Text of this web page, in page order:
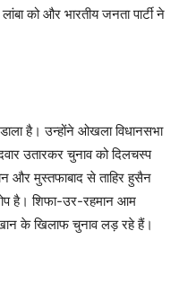
को और भारतीय जनता पार्टी ने
है। उन्होंने ओखला विधानसभा
उतारकर चुनाव को दिलचस्प
और मुस्तफाबाद से ताहिर हुसैन
है। शिफा-उर-रहमान आम
खान के खिलाफ चुनाव लड़ रहे हैं।